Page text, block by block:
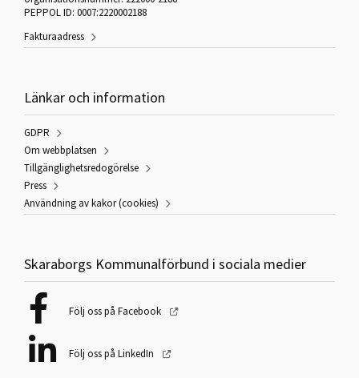
PEPPOL ID: 0007:2220002188
Fakturaadress
Länkar och information
GDPR
Om webbplatsen
Tillgänglighetsredogörelse
Press
Användning av kakor (cookies)
Skaraborgs Kommunalförbund i sociala medier
Följ oss på Facebook
Följ oss på LinkedIn